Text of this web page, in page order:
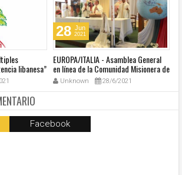
libanesa”
28 Jun
2021
EUROPA/ITALIA - Asamblea General
en línea de la Comunidad Misionera de
Villaregia
Unknown 28/6/2021
Facebook